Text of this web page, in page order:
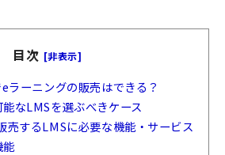
目次 [非表示]
ラーニングの販売はできる？
なLMSを選ぶべきケース
売するLMSに必要な機能・サービス